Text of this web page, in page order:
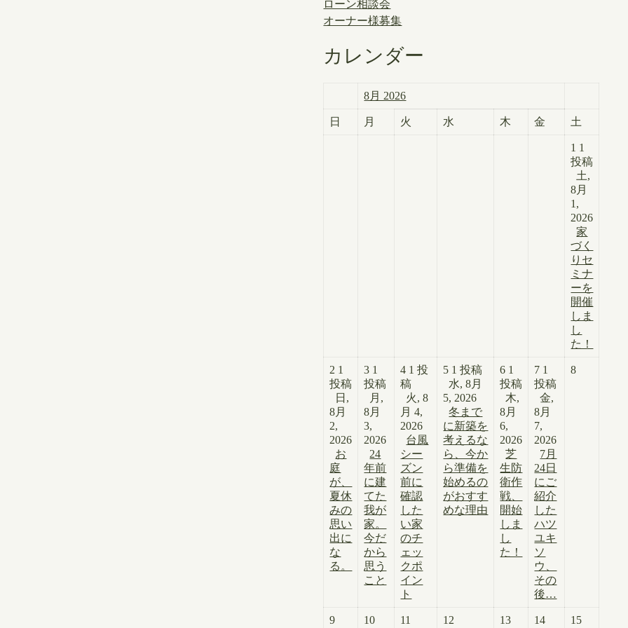
ローン相談会
オーナー様募集
カレンダー
8月 2026
日 月 火 水 木 金 土
1 1
投稿
土,
8月
1,
2026
家
づく
りセ
ミナ
ーを
開催
しま
し
た！
2 1
投稿
日,
8月
2,
2026
お
庭
が、
夏休
みの
思い
出に
な
る。
3 1
投稿
月,
8月
3,
2026
24
年前
に建
てた
我が
家。
今だ
から
思う
こと
4 1 投
稿
火, 8
月 4,
2026
台風
シー
ズン
前に
確認
した
い家
のチ
ェッ
クポ
イン
ト
5 1 投稿
水, 8月
5, 2026
冬まで
に新築を
考えるな
ら、今か
ら準備を
始めるの
がおすす
めな理由
6 1
投稿
木,
8月
6,
2026
芝
生防
衛作
戦、
開始
しま
し
た！
7 1
投稿
金,
8月
7,
2026
7月
24日
にご
紹介
した
ハツ
ユキ
ソ
ウ、
その
後…
8
9 10 11 12 13 14 15